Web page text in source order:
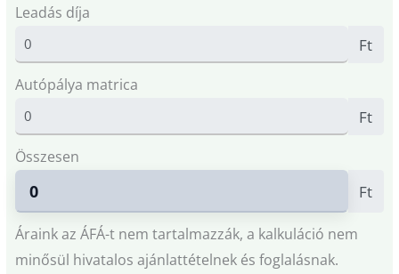
Leadás díja
Ft
Autópálya matrica
Ft
Összesen
Ft
Áraink az ÁFÁ-t nem tartalmazzák, a kalkuláció nem
minősül hivatalos ajánlattételnek és foglalásnak.